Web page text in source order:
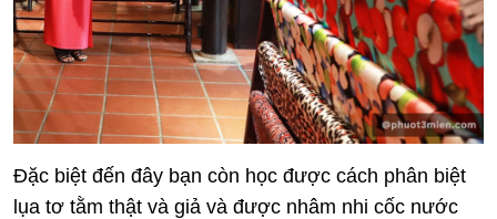
Đặc biệt đến đây bạn còn học được cách phân biệt
lụa tơ tằm thật và giả và được nhâm nhi cốc nước